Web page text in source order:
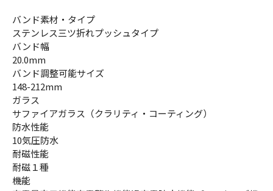
バンド素材・タイプ
ステンレス三ツ折れプッシュタイプ
バンド幅
20.0mm
バンド調整可能サイズ
148-212mm
ガラス
サファイアガラス（クラリティ・コーティング）
防水性能
10気圧防水
耐磁性能
耐磁１種
機能